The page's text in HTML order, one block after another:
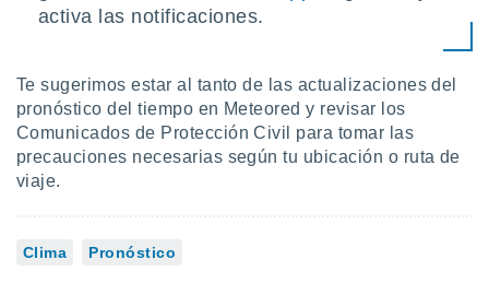
activa las notificaciones.
Te sugerimos estar al tanto de las actualizaciones del
pronóstico del tiempo en Meteored y revisar los
Comunicados de Protección Civil para tomar las
precauciones necesarias según tu ubicación o ruta de
viaje.
Clima Pronóstico